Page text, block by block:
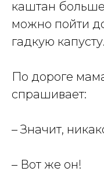
каштан
можно пойти
гадкую капусту.
По дороге
спрашивает:
– Значит,
– Вот же он!